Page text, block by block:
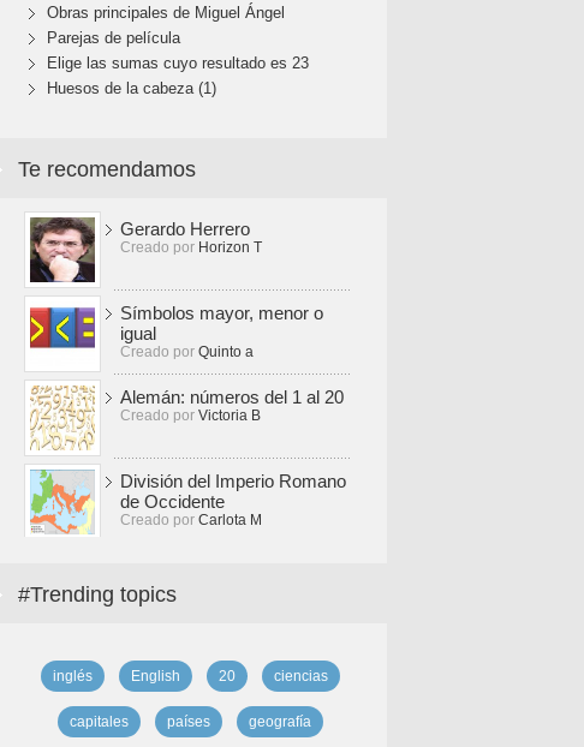
Obras principales de Miguel Ángel
Parejas de película
Elige las sumas cuyo resultado es 23
Huesos de la cabeza (1)
Te recomendamos
Gerardo Herrero
Creado por Horizon T
Símbolos mayor, menor o
igual
Creado por Quinto a
Alemán: números del 1 al 20
Creado por Victoria B
División del Imperio Romano
de Occidente
Creado por Carlota M
#Trending topics
inglés English 20 ciencias
capitales países geografía